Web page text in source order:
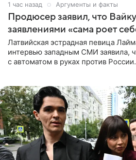
1 час назад Аргументы и факты
Продюсер заявил, что
заявлениями «сама роет
Латвийская эстрадная певица
интервью западным СМИ заявила,
с автоматом в руках против